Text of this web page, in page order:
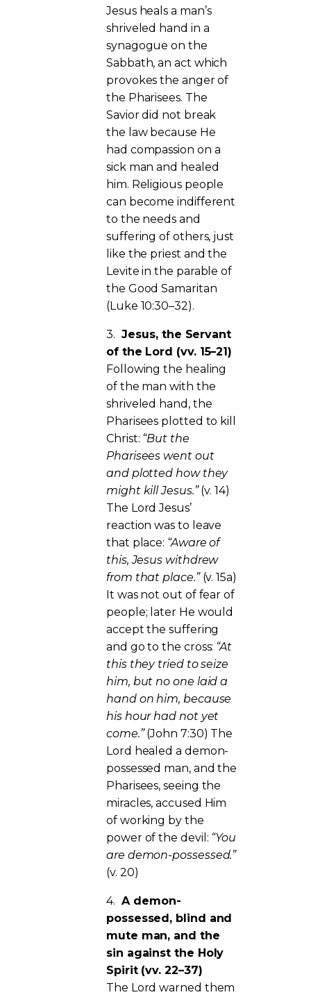
Jesus heals a man’s
shriveled hand in a
synagogue on the
Sabbath, an act which
provokes the anger of
the Pharisees. The
Savior did not break
the law because He
had compassion on a
sick man and healed
him. Religious people
can become indifferent
to the needs and
suffering of others, just
like the priest and the
Levite in the parable of
the Good Samaritan
(Luke 10:30–32).
3. Jesus, the Servant
of the Lord (vv. 15–21)
Following the healing
of the man with the
shriveled hand, the
Pharisees plotted to kill
Christ: “But the
Pharisees went out
and plotted how they
might kill Jesus.”(v. 14)
The Lord Jesus’
reaction was to leave
that place: “Aware of
this, Jesus withdrew
from that place.”(v. 15a)
It was not out of fear of
people; later He would
accept the suffering
and go to the cross: “At
this they tried to seize
him, but no one laid a
hand on him, because
his hour had not yet
come.”(John 7:30) The
Lord healed a demon-
possessed man, and the
Pharisees, seeing the
miracles, accused Him
of working by the
power of the devil: “You
are demon-possessed.”
(v. 20)
4. A demon-
possessed, blind and
mute man, and the
sin against the Holy
Spirit (vv. 22–37)
The Lord warned them